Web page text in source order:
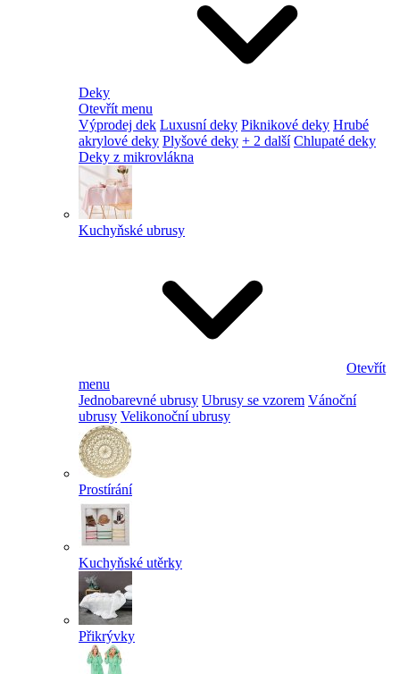
Deky
Otevřít menu
Výprodej dek Luxusní deky Piknikové deky Hrubé
akrylové deky Plyšové deky + 2 další Chlupaté deky
Deky z mikrovlákna
Kuchyňské ubrusy
Otevřít
menu
Jednobarevné ubrusy Ubrusy se vzorem Vánoční
ubrusy Velikonoční ubrusy
Prostírání
Kuchyňské utěrky
Přikrývky